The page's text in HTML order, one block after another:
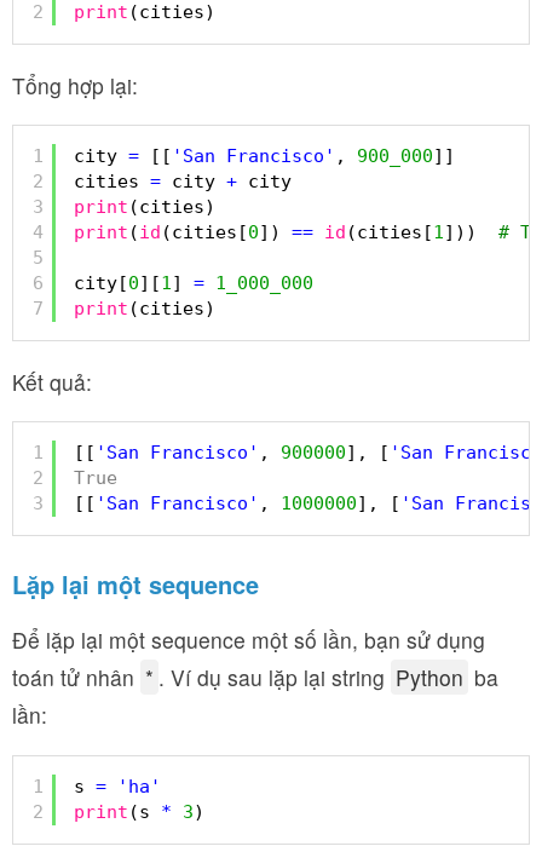
2
print (cities)
Tổng hợp lại:
1
2
3
4
5
6
7
city = [[ 'San Francisco' , 900_000]]
cities = city + city
print (cities)
print (id (cities[0]) == id (cities[1])) #
city[0][1] = 1_000_000
print (cities)
Kết quả:
1
2
3
[[ 'San Francisco' , 900000], [ 'San
True
[[ 'San Francisco' , 1000000], [ 'San
Lặp lại một sequence
Để lặp lại một sequence một số lần, bạn sử dụng
toán tử nhân * . Ví dụ sau lặp lại string Python ba
lần:
1
2
s =
'ha'
print (s * 3)